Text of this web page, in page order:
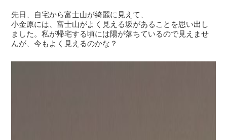
先日、自宅から富士山が綺麗に見えて、
小金原には、富士山がよく見える坂があることを思い出し
ました。私が帰宅する頃には陽が落ちているので見えませ
んが、今もよく見えるのかな？